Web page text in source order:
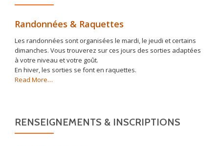
Randonnées & Raquettes
Les randonnées sont organisées le mardi, le jeudi et certains
dimanches. Vous trouverez sur ces jours des sorties adaptées
à votre niveau et votre goût.
En hiver, les sorties se font en raquettes.
Read Moreabout
…
RENSEIGNEMENTS & INSCRIPTIONS